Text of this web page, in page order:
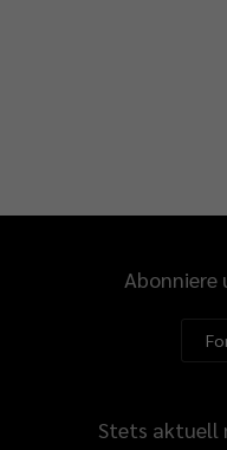
Abonniere
Stets aktuell